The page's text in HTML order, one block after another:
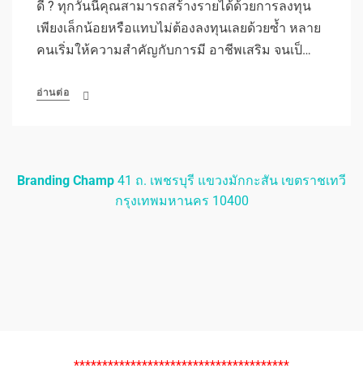
ดี ? ทุกวันนี้คุณสามารถสร้างรายได้ด้วยการลงทุน
เพียงเล็กน้อยหรือแทบไม่ต้องลงทุนเลยด้วยซ้ำ หลาย
คนเริ่มให้ความสำคัญกับการมี อาชีพเสริม จนเป็…
อ่านต่อ
Branding Champ 41 ถ. เพชรบุรี แขวงมักกะสัน เขตราชเทวี
กรุงเทพมหานคร 10400
**************************************